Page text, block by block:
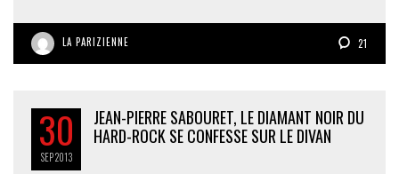
LA PARIZIENNE 21
30
SEP2013
JEAN-PIERRE SABOURET, LE DIAMANT NOIR DU
HARD-ROCK SE CONFESSE SUR LE DIVAN